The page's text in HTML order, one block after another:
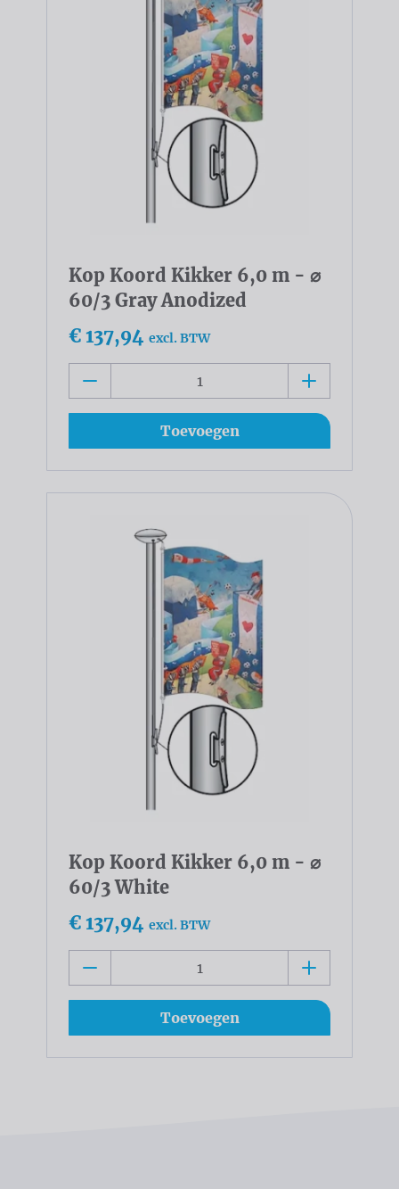
Kop Koord Kikker 6,0 m - ⌀
60/3 Gray Anodized
€ 137,94 excl. BTW
Toevoegen
Kop Koord Kikker 6,0 m - ⌀
60/3 White
€ 137,94 excl. BTW
Toevoegen